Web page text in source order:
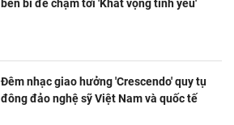
bền bỉ để chạm tới 'Khát vọng tình yêu'
Đêm nhạc giao hưởng 'Crescendo' quy tụ
đông đảo nghệ sỹ Việt Nam và quốc tế